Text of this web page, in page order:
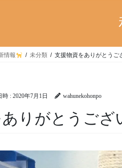
情報 未分類 支援物資をありがとうご
時 : 2020年7月1日 wahunekohonpo
りがとうござ